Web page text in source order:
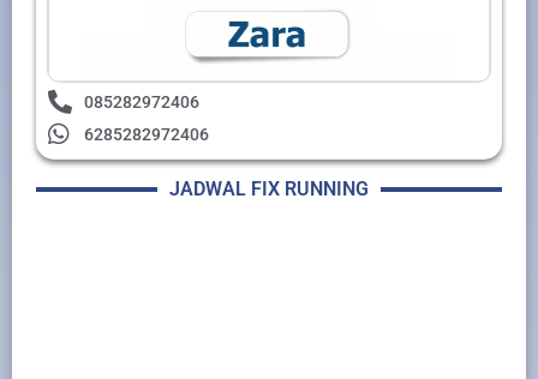
085282972406
6285282972406
JADWAL FIX RUNNING